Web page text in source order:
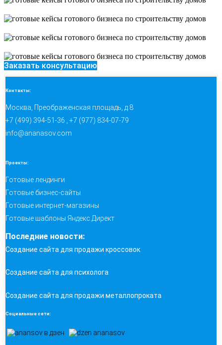
Заказать консультацию
Контакты:
Москва, Преображенская площадь, д.8
+7 (499) 394-51-36 , +7 (977) 834-07-79
info@ananasov.com
Проекты:
Готовые лендинги
Готовые бизнес-сайты
Готовые интернет-магазины
Готовые шаблоны Яндекс.Директ
Последние новости:
Создание сайта для продажи кроссовок
Создание сайта для психолога
Создание сайта для продажи металлопроката
Социальные сети: